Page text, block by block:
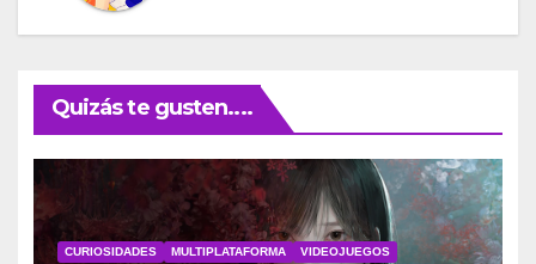
Quizás te gusten....
CURIOSIDADES MULTIPLATAFORMA VIDEOJUEGOS